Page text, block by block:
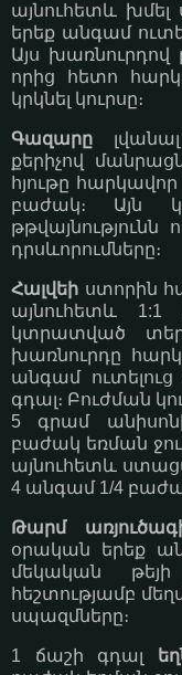
այնուհետև
երեք անգամ
Այս խառնուրդով
որից հետո
կրկնել կուրսը։
Գազարը
քերիչով
հյութը
բաժակ։ Այն
դրսևորումները։
Հալվեի ստորին
այնուհետև 1:1
կտրատված
խառնուրդը
անգամ
գդալ։ Բուժման
5 գրամ
բաժակ եռման
այնուհետև
4 անգամ 1/4
Թարմ
օրական երեք
մեկական
հեշտությամբ
սպազմները։
1 ճաշի գդալ